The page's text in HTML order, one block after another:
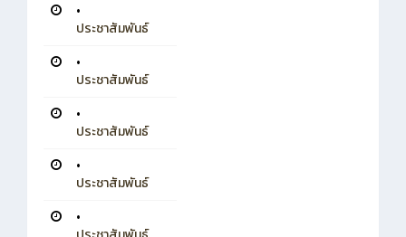
•
ประชาสัมพันธ์
•
ประชาสัมพันธ์
•
ประชาสัมพันธ์
•
ประชาสัมพันธ์
•